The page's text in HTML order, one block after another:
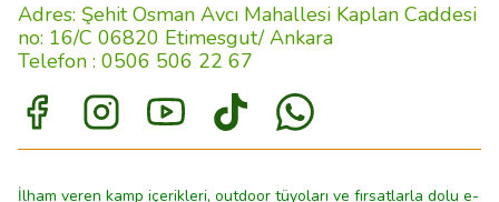
Adres: Şehit Osman Avcı Mahallesi Kaplan Caddesi
no: 16/C 06820 Etimesgut/ Ankara
Telefon : 0506 506 22 67
İlham veren kamp içerikleri, outdoor tüyoları ve fırsatlarla dolu e-